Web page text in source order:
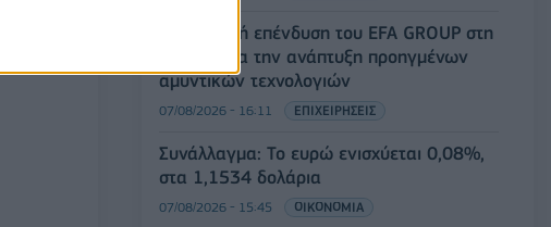
Στρατηγική επένδυση του EFA GROUP στη
Fractal για την ανάπτυξη προηγμένων
αμυντικών τεχνολογιών
07/08/2026 - 16:11 ΕΠΙΧΕΙΡΗΣΕΙΣ
Συνάλλαγμα: Το ευρώ ενισχύεται 0,08%,
στα 1,1534 δολάρια
07/08/2026 - 15:45 ΟΙΚΟΝΟΜΙΑ